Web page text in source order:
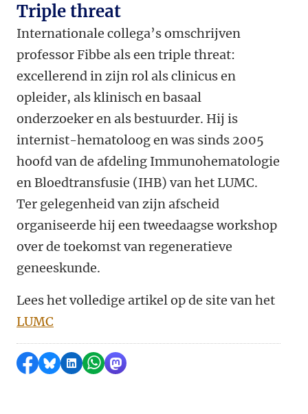
Triple threat
Internationale collega’s omschrijven
professor Fibbe als een triple threat:
excellerend in zijn rol als clinicus en
opleider, als klinisch en basaal
onderzoeker en als bestuurder. Hij is
internist-hematoloog en was sinds 2005
hoofd van de afdeling Immunohematologie
en Bloedtransfusie (IHB) van het LUMC.
Ter gelegenheid van zijn afscheid
organiseerde hij een tweedaagse workshop
over de toekomst van regeneratieve
geneeskunde.
Lees het volledige artikel op de site van het
LUMC
Delen op Facebook
Delen via Bluesky
Delen op LinkedIn
Delen via WhatsApp
Delen via Mastodon